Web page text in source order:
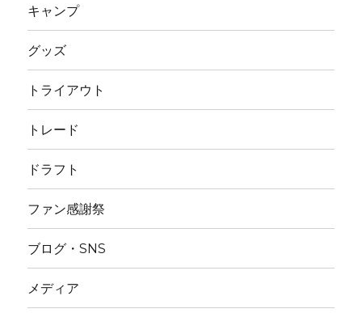
キャンプ
グッズ
トライアウト
トレード
ドラフト
ファン感謝祭
ブログ・SNS
メディア